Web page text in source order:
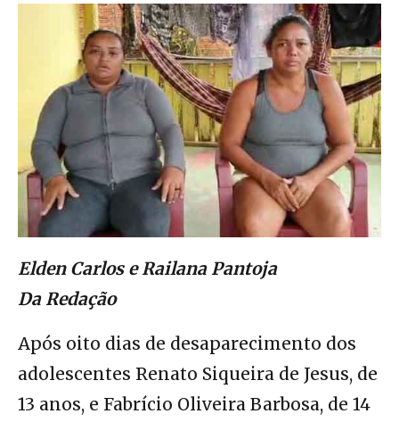
Elden Carlos e Railana Pantoja
Da Redação
Após oito dias de desaparecimento dos
adolescentes Renato Siqueira de Jesus, de
13 anos, e Fabrício Oliveira Barbosa, de 14